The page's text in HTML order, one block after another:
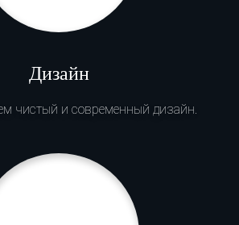
Дизайн
чистый и современный дизайн.